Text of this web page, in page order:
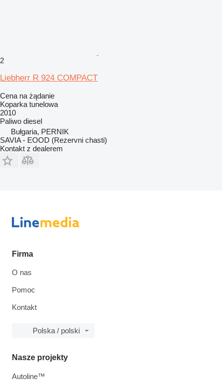
2
Liebherr R 924 COMPACT
Cena na żądanie
Koparka tunelowa
2010
Paliwo diesel
Bułgaria, PERNIK
SAVIA - EOOD (Rezervni chasti)
Kontakt z dealerem
Firma
O nas
Pomoc
Kontakt
Polska / polski
Nasze projekty
Autoline™